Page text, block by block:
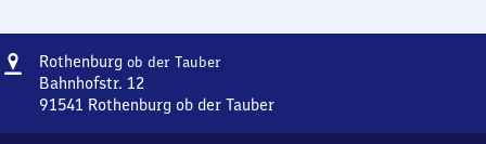
Adresse
Rothenburg ob der Tauber
Tauber
Bahnhofstr. 12
91541 Rothenburg ob der Tauber